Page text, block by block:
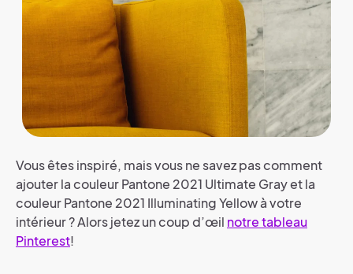
Vous êtes inspiré, mais vous ne savez pas comment
ajouter la couleur Pantone 2021 Ultimate Gray et la
couleur Pantone 2021 Illuminating Yellow à votre
intérieur ? Alors jetez un coup d’œil notre tableau
Pinterest!